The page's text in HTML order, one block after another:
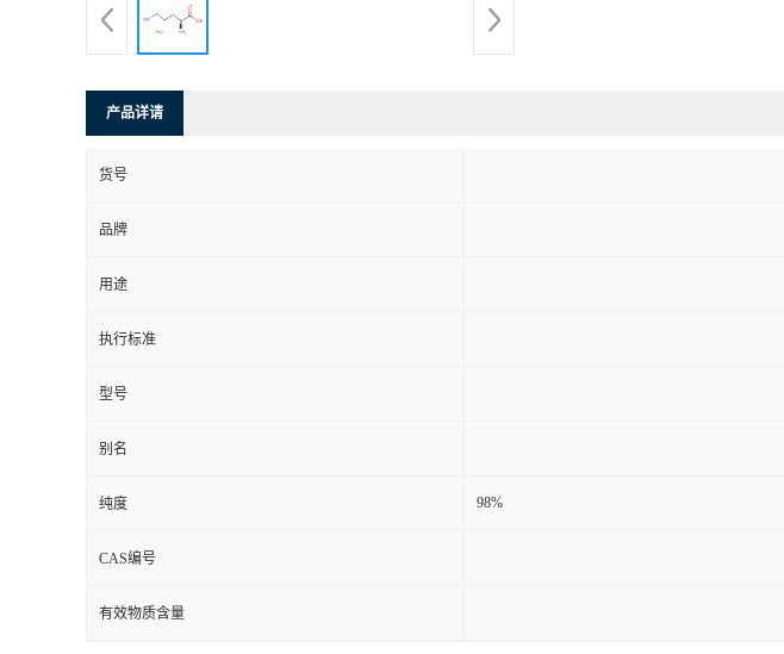
产品详请
货号
品牌
用途
执行标准
型号
别名
纯度 98%
CAS编号
有效物质含量